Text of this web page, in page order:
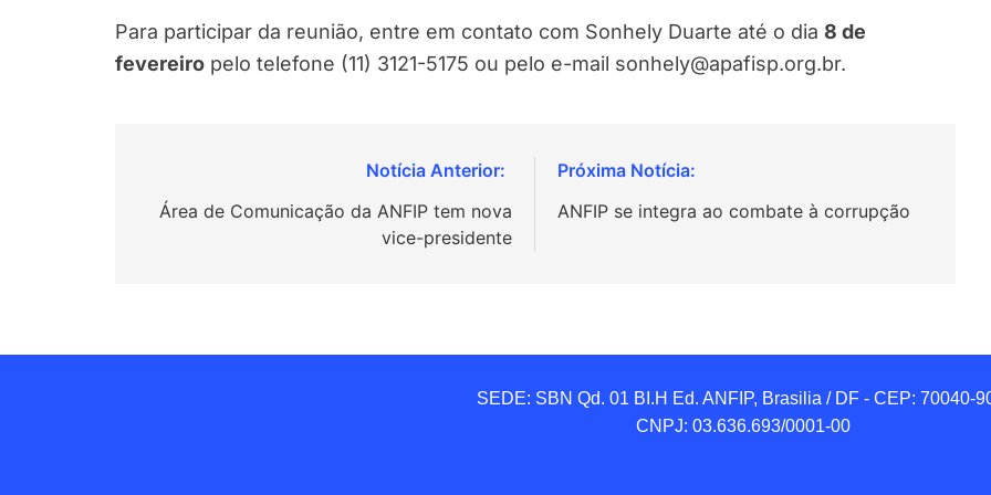
Para participar da reunião, entre em contato com Sonhely Duarte até o dia 8 de
fevereiro pelo telefone (11) 3121-5175 ou pelo e-mail sonhely@apafisp.org.br.
deÁrea de Comunicação da ANFIP tem nova
vice-presidente
ANFIP se integra ao combate à corrupção
SEDE: SBN Qd. 01 BI.H Ed. ANFIP, Brasilia / DF - CEP: 70040-
CNPJ: 03.636.693/0001-00